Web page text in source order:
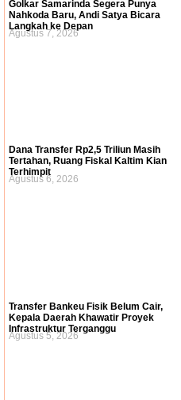
Golkar Samarinda Segera Punya
Nahkoda Baru, Andi Satya Bicara
Langkah ke Depan
Agustus 7, 2026
Dana Transfer Rp2,5 Triliun Masih
Tertahan, Ruang Fiskal Kaltim Kian
Terhimpit
Agustus 6, 2026
Transfer Bankeu Fisik Belum Cair,
Kepala Daerah Khawatir Proyek
Infrastruktur Terganggu
Agustus 5, 2026